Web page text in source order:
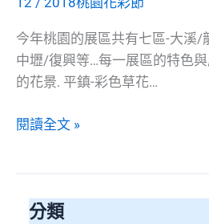
今年桃園的展區共有七區-大溪
中壢/復興等…每一展區的特色
的花景. 平鎮-彩色草花…
2018_
閱讀全文 »
分類